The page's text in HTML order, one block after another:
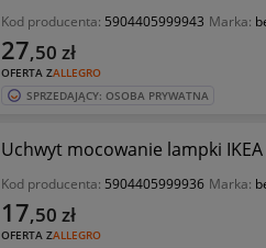
Kod producenta: 5904405999943 Marka:
OFERTA ZALLEGRO
27,50 zł
SPRZEDAJĄCY: OSOBA PRYWATNA
Uchwyt mocowanie lampki IKEA
Kod producenta: 5904405999936 Marka:
OFERTA ZALLEGRO
17,50 zł